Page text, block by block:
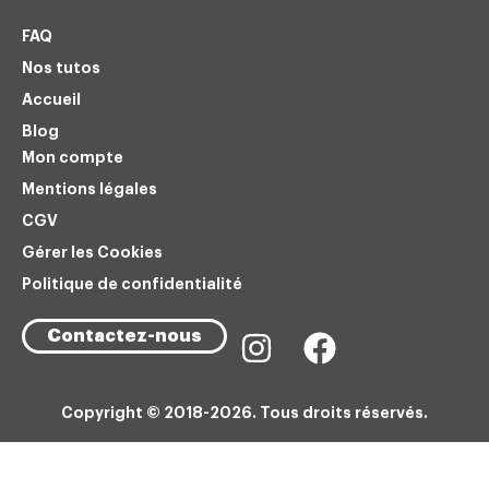
Mon compte
Mentions légales
CGV
Gérer les Cookies
Politique de confidentialité
FAQ
Nos tutos
Accueil
Blog
Contactez-nous
Copyright © 2018-2026. Tous droits réservés.